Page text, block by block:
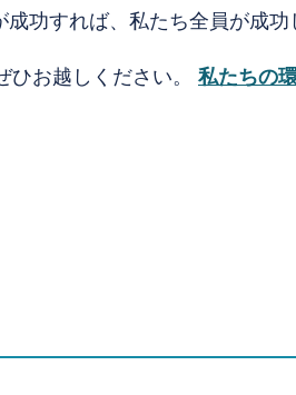
功すれば、私たち全員が成功
お越しください。 私たちの